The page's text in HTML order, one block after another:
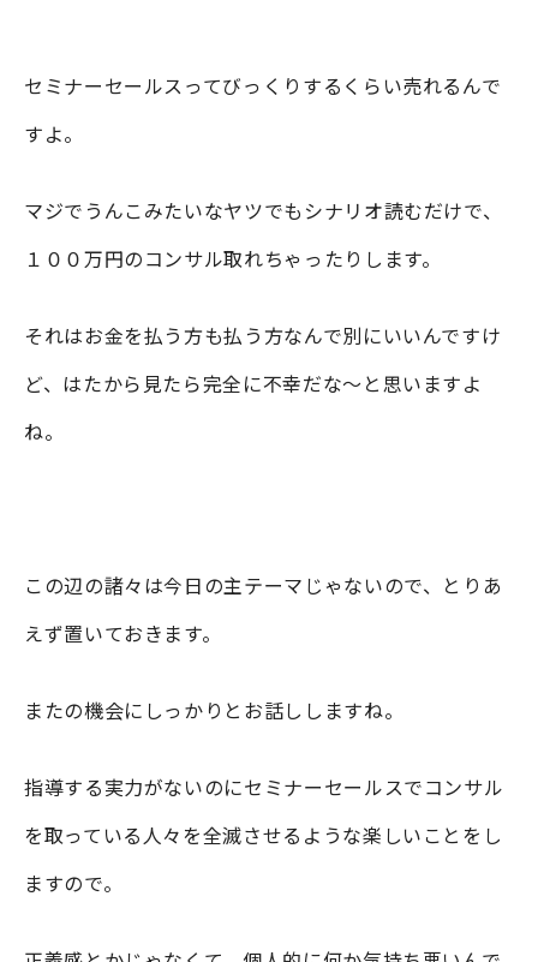
セミナーセールスってびっくりするくらい売れるんで
すよ。
マジでうんこみたいなヤツでもシナリオ読むだけで、
１００万円のコンサル取れちゃったりします。
それはお金を払う方も払う方なんで別にいいんですけ
ど、はたから見たら完全に不幸だな〜と思いますよ
ね。
この辺の諸々は今日の主テーマじゃないので、とりあ
えず置いておきます。
またの機会にしっかりとお話ししますね。
指導する実力がないのにセミナーセールスでコンサル
を取っている人々を全滅させるような楽しいことをし
ますので。